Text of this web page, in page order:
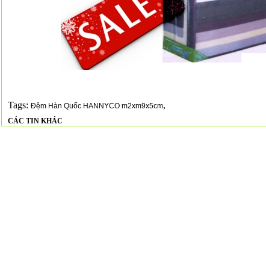
Tags: Đệm Hàn Quốc HANNYCO m2xm9x5cm,
CÁC TIN KHÁC